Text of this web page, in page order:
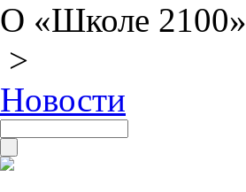
О «Школе 2100»
>
Новости